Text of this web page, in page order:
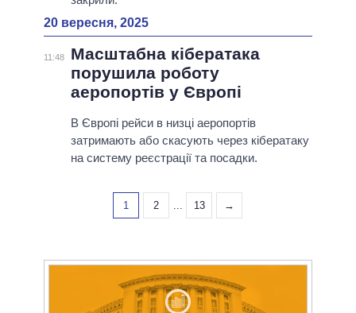
20 вересня, 2025
11:48
Масштабна кібератака
порушила роботу
аеропортів у Європі
В Європі рейси в низці аеропортів
затримають або скасують через кібератаку
на систему реєстрації та посадки.
1 2 ... 13 →